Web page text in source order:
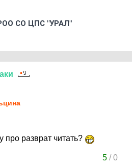
CO ЦПС "УРАЛ"
разврат читать?
5/0